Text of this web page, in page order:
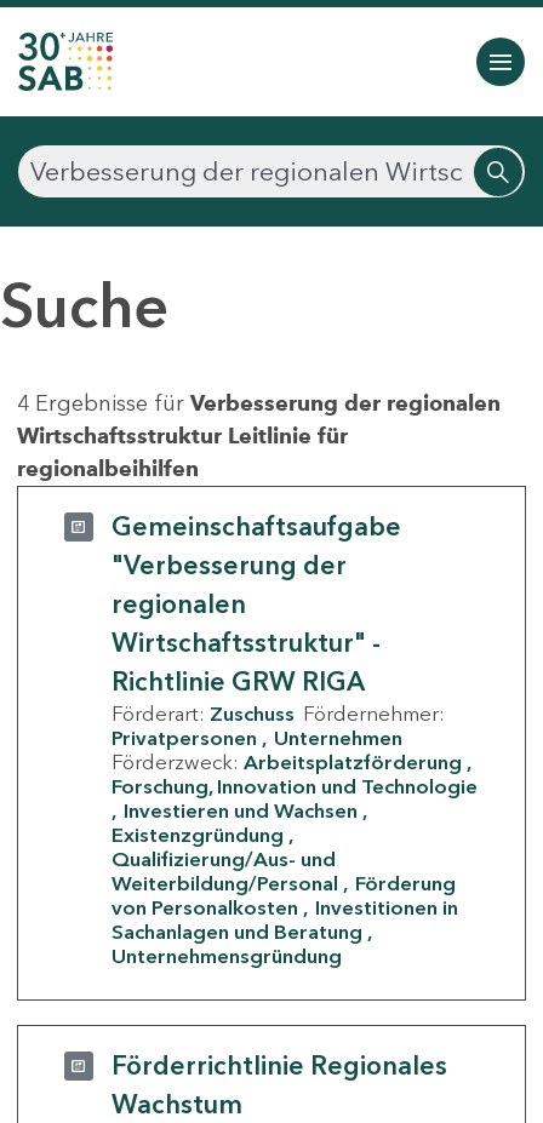
Suche
4 Ergebnisse für Verbesserung der regionalen
Wirtschaftsstruktur Leitlinie für
regionalbeihilfen
Gemeinschaftsaufgabe
"Verbesserung der
regionalen
Wirtschaftsstruktur" -
Richtlinie GRW RIGA
Förderart: Zuschuss Fördernehmer:
Privatpersonen
Unternehmen
Förderzweck: Arbeitsplatzförderung
Forschung, Innovation und Technologie
Investieren und Wachsen
Existenzgründung
Qualifizierung/Aus- und
Weiterbildung/Personal
Förderung
von Personalkosten
Investitionen in
Sachanlagen und Beratung
Unternehmensgründung
Förderrichtlinie Regionales
Wachstum